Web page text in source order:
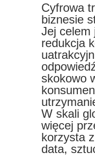
Cyfrowa
biznesie
Jej celem
redukcja
skokowo
W skali
więcej
korzysta
data,